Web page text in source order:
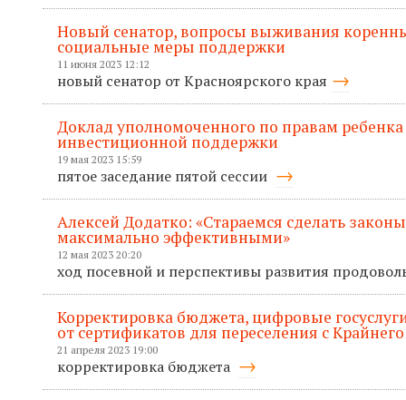
Новый сенатор, вопросы выживания
социальные меры поддержки
11 июня 2023 12:12
новый сенатор от Красноярского края
Доклад уполномоченного по правам
инвестиционной поддержки
19 мая 2023 15:59
пятое заседание пятой сессии
Алексей Додатко: «Стараемся сделать
максимально эффективными»
12 мая 2023 20:20
ход посевной и перспективы развития
Корректировка бюджета, цифровые
от сертификатов для переселения с
21 апреля 2023 19:00
корректировка бюджета